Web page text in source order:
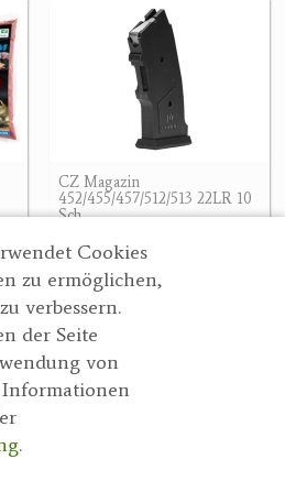
Cookies
zu ermöglichen,
verbessern.
der Seite
von
Informationen
.
CZ Magazin
452/455/457/512/513 22LR 10
Sch.
Wertgarner 1820
& SporthandelsgmbH
Dr. Karl-Renner-Straße 48